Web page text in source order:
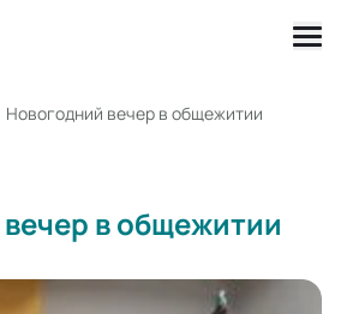
Новогодний вечер в общежитии
в общежитии